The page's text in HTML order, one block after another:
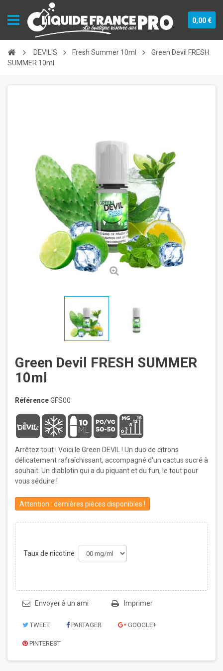
0,00 €
DEVIL'S Fresh Summer 10ml
Green Devil FRESH
SUMMER 10ml
Green Devil FRESH SUMMER
10ml
RéférenceGFS00
Arrêtez tout ! Voici le Green DEVIL ! Un duo de citrons
délicatement rafraîchissant, accompagné d'un cactus sucré à
souhait. Un diablotin qui a du piquant et du fun, le tout pour
vous séduire !
Attention : dernières pièces disponibles !
Taux de nicotine
Envoyer à un ami Imprimer
TWEET PARTAGER GOOGLE+
PINTEREST